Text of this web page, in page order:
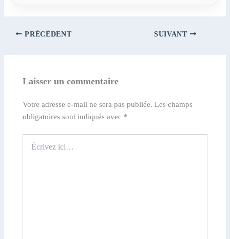
PRÉCÉDENT SUIVANT
Laisser un commentaire
Votre adresse e-mail ne sera pas publiée. Les champs
obligatoires sont indiqués avec *
ici…